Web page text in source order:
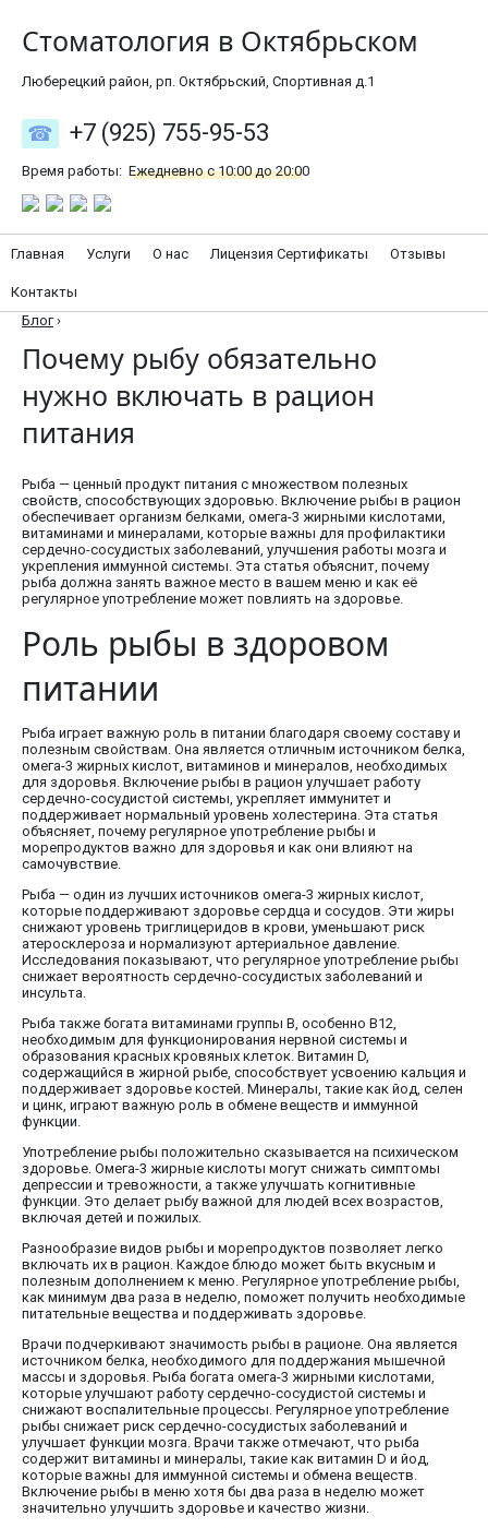
Стоматология в Октябрьском
Люберецкий район, рп. Октябрьский, Спортивная д.1
+7 (925) 755-95-53
Время работы: Ежедневно с 10:00 до 20:00
Главная Услуги О нас Лицензия Сертификаты Отзывы
Контакты
Блог ›
Почему рыбу обязательно
нужно включать в рацион
питания
Рыба — ценный продукт питания с множеством полезных
свойств, способствующих здоровью. Включение рыбы в рацион
обеспечивает организм белками, омега-3 жирными кислотами,
витаминами и минералами, которые важны для профилактики
сердечно-сосудистых заболеваний, улучшения работы мозга и
укрепления иммунной системы. Эта статья объяснит, почему
рыба должна занять важное место в вашем меню и как её
регулярное употребление может повлиять на здоровье.
Роль рыбы в здоровом
питании
Рыба играет важную роль в питании благодаря своему составу и
полезным свойствам. Она является отличным источником белка,
омега-3 жирных кислот, витаминов и минералов, необходимых
для здоровья. Включение рыбы в рацион улучшает работу
сердечно-сосудистой системы, укрепляет иммунитет и
поддерживает нормальный уровень холестерина. Эта статья
объясняет, почему регулярное употребление рыбы и
морепродуктов важно для здоровья и как они влияют на
самочувствие.
Рыба — один из лучших источников омега-3 жирных кислот,
которые поддерживают здоровье сердца и сосудов. Эти жиры
снижают уровень триглицеридов в крови, уменьшают риск
атеросклероза и нормализуют артериальное давление.
Исследования показывают, что регулярное употребление рыбы
снижает вероятность сердечно-сосудистых заболеваний и
инсульта.
Рыба также богата витаминами группы B, особенно B12,
необходимым для функционирования нервной системы и
образования красных кровяных клеток. Витамин D,
содержащийся в жирной рыбе, способствует усвоению кальция и
поддерживает здоровье костей. Минералы, такие как йод, селен
и цинк, играют важную роль в обмене веществ и иммунной
функции.
Употребление рыбы положительно сказывается на психическом
здоровье. Омега-3 жирные кислоты могут снижать симптомы
депрессии и тревожности, а также улучшать когнитивные
функции. Это делает рыбу важной для людей всех возрастов,
включая детей и пожилых.
Разнообразие видов рыбы и морепродуктов позволяет легко
включать их в рацион. Каждое блюдо может быть вкусным и
полезным дополнением к меню. Регулярное употребление рыбы,
как минимум два раза в неделю, поможет получить необходимые
питательные вещества и поддерживать здоровье.
Врачи подчеркивают значимость рыбы в рационе. Она является
источником белка, необходимого для поддержания мышечной
массы и здоровья. Рыба богата омега-3 жирными кислотами,
которые улучшают работу сердечно-сосудистой системы и
снижают воспалительные процессы. Регулярное употребление
рыбы снижает риск сердечно-сосудистых заболеваний и
улучшает функции мозга. Врачи также отмечают, что рыба
содержит витамины и минералы, такие как витамин D и йод,
которые важны для иммунной системы и обмена веществ.
Включение рыбы в меню хотя бы два раза в неделю может
значительно улучшить здоровье и качество жизни.